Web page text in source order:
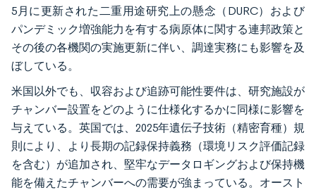
5月に更新された二重用途研究上の懸念（DURC）および
パンデミック増強能力を有する病原体に関する連邦政策と
その後の各機関の実施更新に伴い、調達実務にも影響を及
ぼしている。
米国以外でも、収容および追跡可能性要件は、研究施設が
チャンバー設置をどのように仕様化するかに同様に影響を
与えている。英国では、2025年遺伝子技術（精密育種）規
則により、より長期の記録保持義務（環境リスク評価記録
を含む）が追加され、堅牢なデータロギングおよび保持機
能を備えたチャンバーへの需要が強まっている。オースト